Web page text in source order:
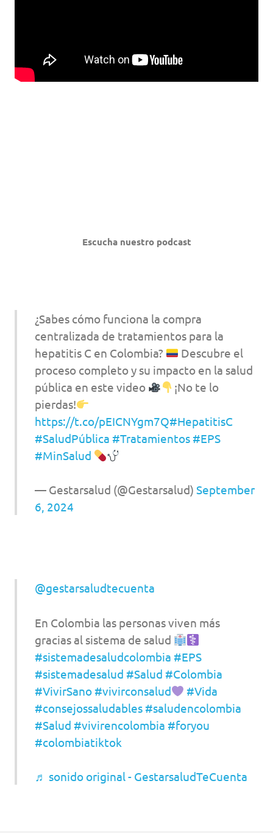
Escucha nuestro podcast
¿Sabes cómo funciona la compra
centralizada de tratamientos para la
hepatitis C en Colombia?
Descubre el
proceso completo y su impacto en la salud
pública en este video
¡No te lo
pierdas!
https://t.co/pEICNYgm7Q#HepatitisC
#SaludPública #Tratamientos #EPS
#MinSalud
— Gestarsalud (@Gestarsalud) September
6, 2024
@gestarsaludtecuenta
En Colombia las personas viven más
gracias al sistema de salud
#sistemadesaludcolombia #EPS
#sistemadesalud #Salud #Colombia
#VivirSano #vivirconsalud
#Vida
#consejossaludables #saludencolombia
#Salud #vivirencolombia #foryou
#colombiatiktok
♬ sonido original - GestarsaludTeCuenta